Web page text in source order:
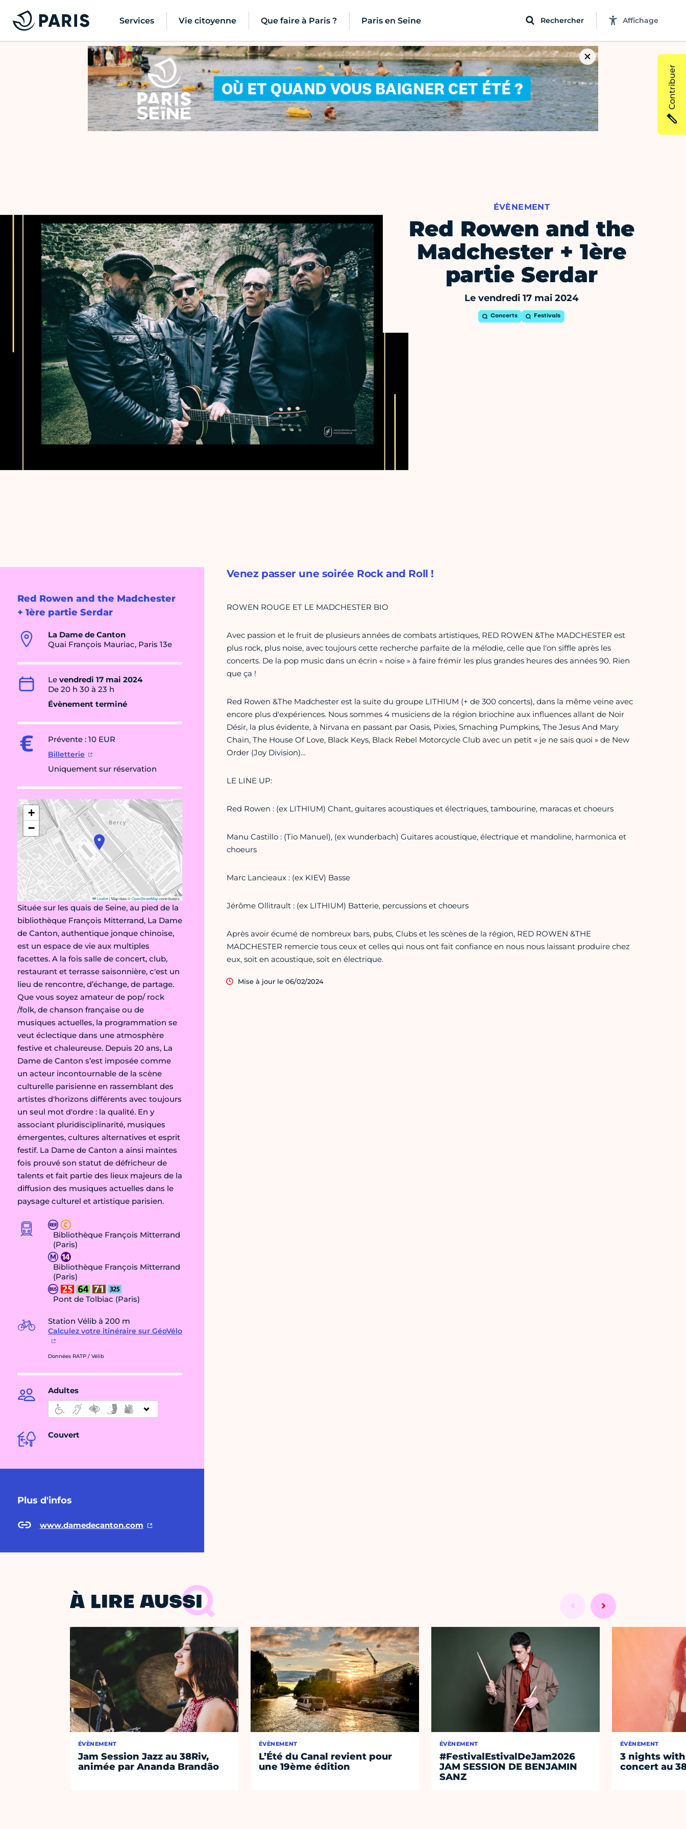
Services Vie citoyenne Que faire à Paris ? Paris en Seine Rechercher Affichage
ÉVÈNEMENT
Red Rowen and the
Madchester + 1ère
partie Serdar
Le vendredi 17 mai 2024
Concerts Festivals
Red Rowen and the Madchester
+ 1ère partie Serdar
La Dame de Canton
Quai François Mauriac, Paris 13e
Le vendredi 17 mai 2024
De 20 h 30 à 23 h
Évènement terminé
Prévente : 10 EUR
Billetterie
Uniquement sur réservation
+
−
Leaflet|Map data ©OpenStreetMapcontributors
Située sur les quais de Seine, au pied de la
bibliothèque François Mitterrand, La Dame
de Canton, authentique jonque chinoise,
est un espace de vie aux multiples
facettes. A la fois salle de concert, club,
restaurant et terrasse saisonnière, c'est un
lieu de rencontre, d’échange, de partage.
Que vous soyez amateur de pop/ rock
/folk, de chanson française ou de
musiques actuelles, la programmation se
veut éclectique dans une atmosphère
festive et chaleureuse. Depuis 20 ans, La
Dame de Canton s’est imposée comme
un acteur incontournable de la scène
culturelle parisienne en rassemblant des
artistes d'horizons différents avec toujours
un seul mot d'ordre : la qualité. En y
associant pluridisciplinarité, musiques
émergentes, cultures alternatives et esprit
festif. La Dame de Canton a ainsi maintes
fois prouvé son statut de défricheur de
talents et fait partie des lieux majeurs de la
diffusion des musiques actuelles dans le
paysage culturel et artistique parisien.
Bibliothèque François Mitterrand
(Paris)
Bibliothèque François Mitterrand
(Paris)
Pont de Tolbiac (Paris)
Station Vélib à 200 m
Calculez votre itinéraire sur GéoVélo
Données RATP / Vélib
Adultes
Couvert
Plus d'infos
www.damedecanton.com
Venez passer une soirée Rock and Roll !
ROWEN ROUGE ET LE MADCHESTER BIO
Avec passion et le fruit de plusieurs années de combats artistiques, RED ROWEN &The MADCHESTER est
plus rock, plus noise, avec toujours cette recherche parfaite de la mélodie, celle que l'on siffle après les
concerts. De la pop music dans un écrin « noise » à faire frémir les plus grandes heures des années 90. Rien
que ça !
Red Rowen &The Madchester est la suite du groupe LITHIUM (+ de 300 concerts), dans la même veine avec
encore plus d'expériences. Nous sommes 4 musiciens de la région briochine aux influences allant de Noir
Désir, la plus évidente, à Nirvana en passant par Oasis, Pixies, Smaching Pumpkins, The Jesus And Mary
Chain, The House Of Love, Black Keys, Black Rebel Motorcycle Club avec un petit « je ne sais quoi » de New
Order (Joy Division)…
LE LINE UP:
Red Rowen : (ex LITHIUM) Chant, guitares acoustiques et électriques, tambourine, maracas et choeurs
Manu Castillo : (Tio Manuel), (ex wunderbach) Guitares acoustique, électrique et mandoline, harmonica et
choeurs
Marc Lancieaux : (ex KIEV) Basse
Jérôme Ollitrault : (ex LITHIUM) Batterie, percussions et choeurs
Après avoir écumé de nombreux bars, pubs, Clubs et les scènes de la région, RED ROWEN &THE
MADCHESTER remercie tous ceux et celles qui nous ont fait confiance en nous nous laissant produire chez
eux, soit en acoustique, soit en électrique.
Mise à jour le 06/02/2024
À LIRE AUSSI
ÉVÈNEMENT
Jam Session Jazz au 38Riv,
animée par Ananda Brandão
ÉVÈNEMENT
L’Été du Canal revient pour
une 19ème édition
ÉVÈNEMENT
#FestivalEstivalDeJam2026
JAM SESSION DE BENJAMIN
SANZ
ÉVÈNEMENT
3 nights with
concert au
Contribuer